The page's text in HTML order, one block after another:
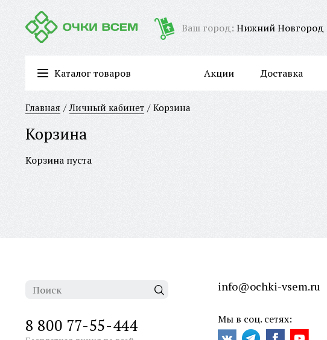
Ваш город:Нижний Новгород
Каталог товаров Акции Доставка
Главная Личный кабинет Корзина
Корзина
Корзина пуста
8 800 77-55-444
info@ochki-vsem.ru
Мы в соц. сетях: